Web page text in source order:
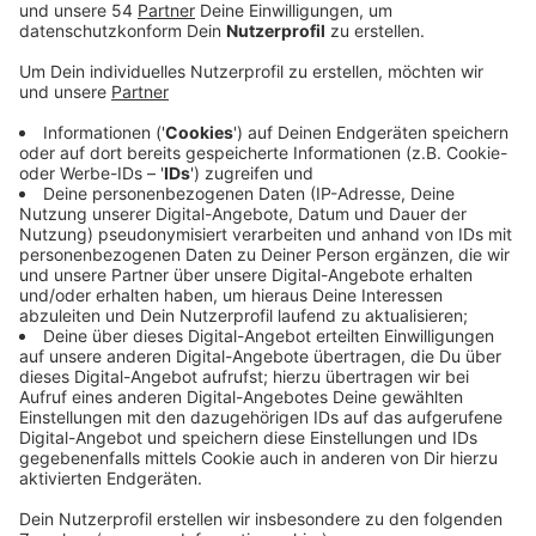
Anzeige
Wie die Stadt berichtet, erhält sie dafür Geld aus dem
Förderprogramm "Soziale Integration im Quartier
NRW". Für die beiden und neun weitere Spielparks
stehen rund 2,7 Millionen Euro zur Verfügung. Die
Vorplanungen laufen schon auf Hochtouren. Die Planer
der Mags haben ihre Arbeitspläne umgestellt, um
dieses zusätzliche Projekt umzusetzen. Und für den
Umbau können auch Familien und Kinder ihre Ideen mit
einbringen. Da durch die Pandemie keine
Planungsworkshops oder ähnliches stattfinden kann,
können Ideen und Wünsche digital oder per Post bis
zum 7. März eingereicht werden - egal ob gebastelt,
gezeichnet oder geschrieben. Stadt und Mags werden
die Ideen sichten und eine Reihenfolge der
sollen die Entwürfe dann in der Bezirksvertretung Süd